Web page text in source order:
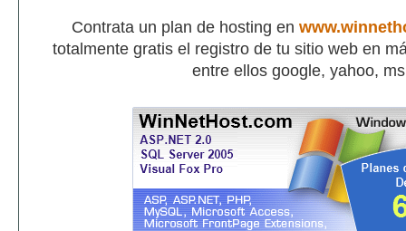
Contrata un plan de hosting en
totalmente gratis el registro de tu sitio web en
entre ellos google, yahoo,